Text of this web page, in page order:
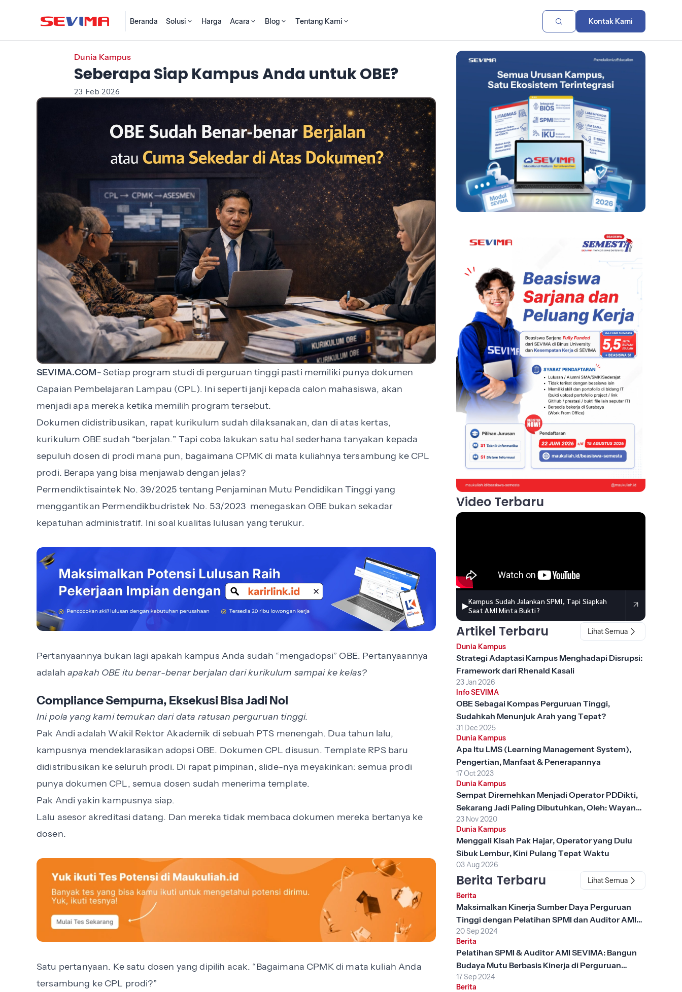
Beranda Solusi Harga Acara Blog Tentang Kami Kontak Kami
Dunia Kampus
Seberapa Siap Kampus Anda untuk OBE?
23 Feb 2026
SEVIMA.COM-Setiap program studi di perguruan tinggi pasti memiliki punya dokumen
Capaian Pembelajaran Lampau (CPL). Ini seperti janji kepada calon mahasiswa, akan
menjadi apa mereka ketika memilih program tersebut.
Dokumen didistribusikan, rapat kurikulum sudah dilaksanakan, dan di atas kertas,
kurikulum OBE sudah “berjalan.” Tapi coba lakukan satu hal sederhana tanyakan kepada
sepuluh dosen di prodi mana pun, bagaimana CPMK di mata kuliahnya tersambung ke CPL
prodi. Berapa yang bisa menjawab dengan jelas?
Permendiktisaintek No. 39/2025 tentang Penjaminan Mutu Pendidikan Tinggi yang
menggantikan Permendikbudristek No. 53/2023 menegaskan OBE bukan sekadar
kepatuhan administratif. Ini soal kualitas lulusan yang terukur.
Pertanyaannya bukan lagi apakah kampus Anda sudah “mengadopsi” OBE. Pertanyaannya
adalahapakah OBE itu benar-benar berjalan dari kurikulum sampai ke kelas?
Compliance Sempurna, Eksekusi Bisa Jadi Nol
Ini pola yang kami temukan dari data ratusan perguruan tinggi.
Pak Andi adalah Wakil Rektor Akademik di sebuah PTS menengah. Dua tahun lalu,
kampusnya mendeklarasikan adopsi OBE. Dokumen CPL disusun. Template RPS baru
didistribusikan ke seluruh prodi. Di rapat pimpinan, slide-nya meyakinkan: semua prodi
punya dokumen CPL, semua dosen sudah menerima template.
Pak Andi yakin kampusnya siap.
Lalu asesor akreditasi datang. Dan mereka tidak membaca dokumen mereka bertanya ke
dosen.
Satu pertanyaan. Ke satu dosen yang dipilih acak. “Bagaimana CPMK di mata kuliah Anda
tersambung ke CPL prodi?”
Video Terbaru
▶Kampus Sudah Jalankan SPMI, Tapi Siapkah
Saat AMI Minta Bukti?
Artikel Terbaru
Lihat Semua
Dunia Kampus
Strategi Adaptasi Kampus Menghadapi Disrupsi:
Framework dari Rhenald Kasali
23 Jan 2026
Info SEVIMA
OBE Sebagai Kompas Perguruan Tinggi,
Sudahkah Menunjuk Arah yang Tepat?
31 Dec 2025
Dunia Kampus
Apa Itu LMS (Learning Management System),
Pengertian, Manfaat & Penerapannya
17 Oct 2023
Dunia Kampus
Sempat Diremehkan Menjadi Operator PDDikti,
Sekarang Jadi Paling Dibutuhkan, Oleh: Wayan
Supantara (STIKES Advaita Medika Tabanan)
23 Nov 2020
Dunia Kampus
Menggali Kisah Pak Hajar, Operator yang Dulu
Sibuk Lembur, Kini Pulang Tepat Waktu
03 Aug 2026
Berita Terbaru
Lihat Semua
Berita
Maksimalkan Kinerja Sumber Daya Perguruan
Tinggi dengan Pelatihan SPMI dan Auditor AMI
SEVIMA
20 Sep 2024
Berita
Pelatihan SPMI & Auditor AMI SEVIMA: Bangun
Budaya Mutu Berbasis Kinerja di Perguruan
Tinggi
17 Sep 2024
Berita